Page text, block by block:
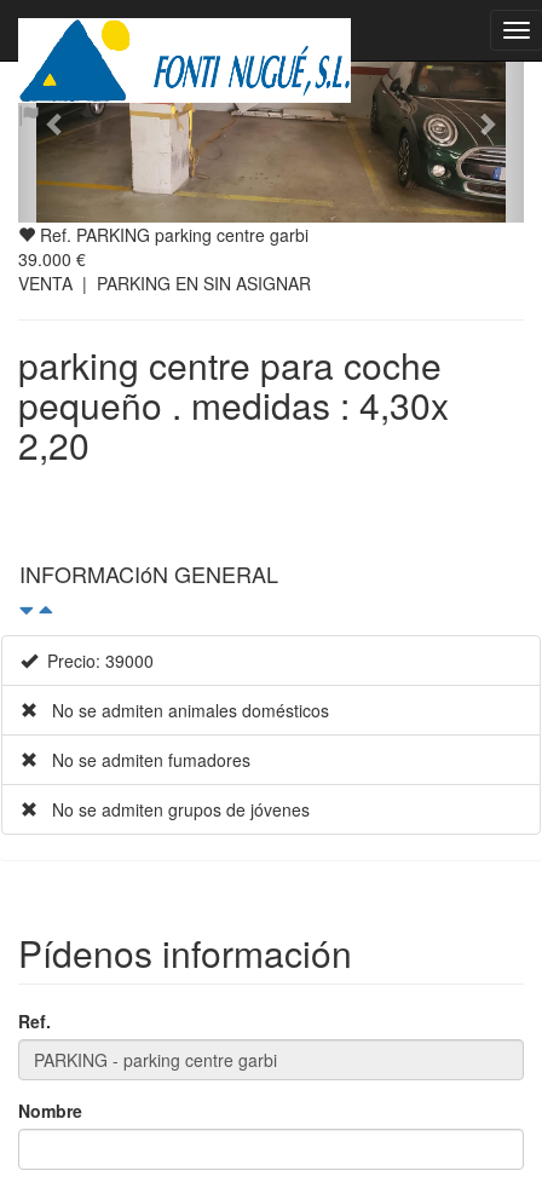
Ref. PARKING parking centre garbi
39.000 €
VENTA | PARKING EN SIN ASIGNAR
parking centre para coche
pequeño . medidas : 4,30x
2,20
INFORMACIóN GENERAL
Precio: 39000
No se admiten animales domésticos
No se admiten fumadores
No se admiten grupos de jóvenes
Pídenos información
Ref.
Nombre